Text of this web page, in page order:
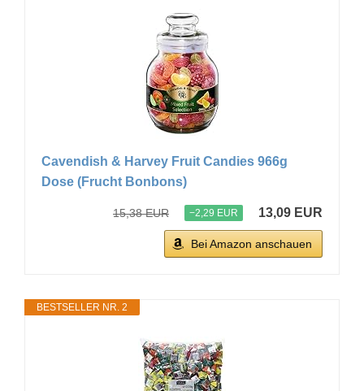
Cavendish & Harvey Fruit Candies 966g
Dose (Frucht Bonbons)
15,38 EUR −2,29 EUR 13,09 EUR
Bei Amazon anschauen
BESTSELLER NR. 2